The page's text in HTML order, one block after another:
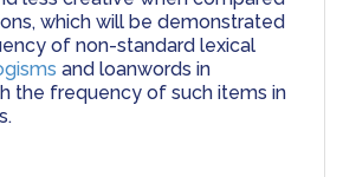
which will be demonstrated
of non-standard lexical
and loanwords in
the frequency of such items in